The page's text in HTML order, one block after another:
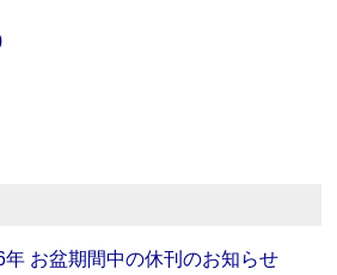
年 お盆期間中の休刊のお知らせ